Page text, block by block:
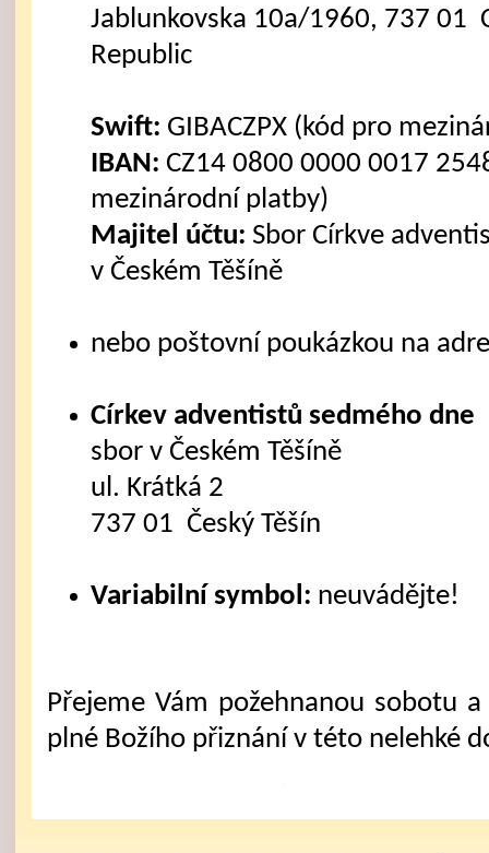
Jablunkovska 10a/1960, 737 01
Republic
Swift: GIBACZPX (kód pro
IBAN: CZ14 0800 0000 0017
mezinárodní platby)
Majitel účtu: Sbor Církve
v Českém Těšíně
nebo poštovní poukázkou na
Církev adventistů sedmého dne
sbor v Českém Těšíně
ul. Krátká 2
737 01 Český Těšín
Variabilní symbol: neuvádějte!
Přejeme Vám požehnanou sobotu
plné Božího přiznání v této nelehké